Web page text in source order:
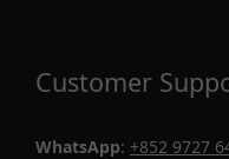
Customer
WhatsApp: +852 9727